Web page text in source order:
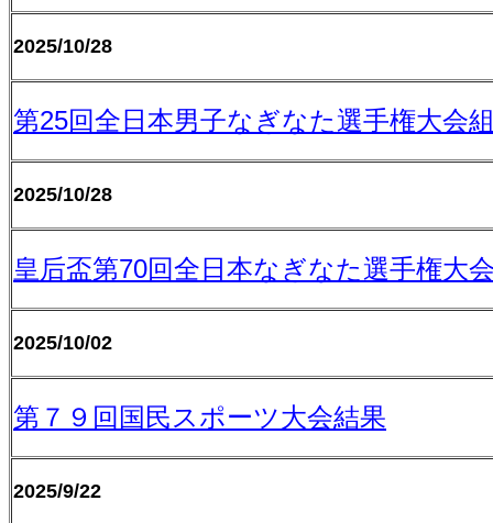
2025/10/28
第25回全日本男子なぎなた選手権大会
2025/10/28
皇后盃第70回全日本なぎなた選手権大
2025/10/02
第７９回国民スポーツ大会結果
2025/9/22